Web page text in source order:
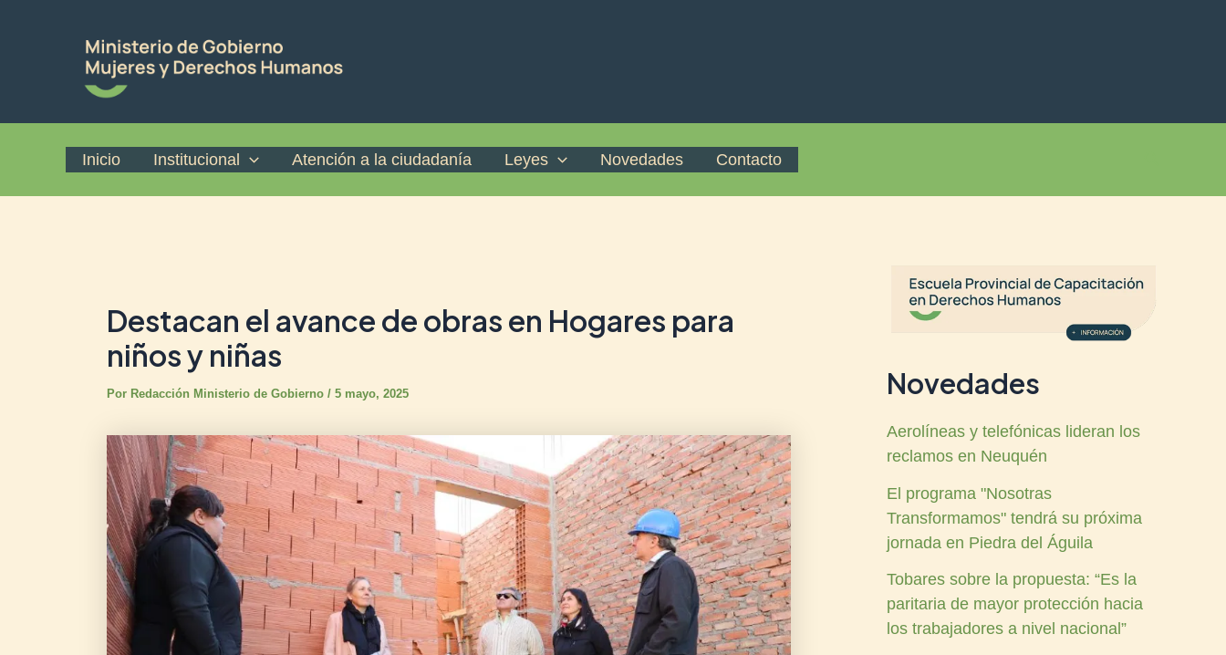
Inicio Institucional Atención a la ciudadanía Leyes Novedades Contacto
Destacan el avance de obras en Hogares para
niños y niñas
Por Redacción Ministerio de Gobierno / 5 mayo, 2025
navigation
Novedades
Aerolíneas y telefónicas lideran los
reclamos en Neuquén
El programa "Nosotras
Transformamos" tendrá su próxima
jornada en Piedra del Águila
Tobares sobre la propuesta: “Es la
paritaria de mayor protección hacia
los trabajadores a nivel nacional”